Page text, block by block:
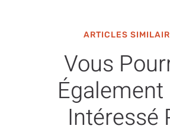
ARTICLES
Vous
Également
Intéressé